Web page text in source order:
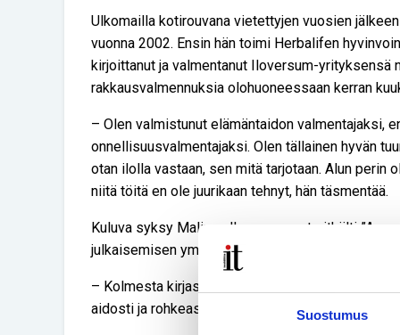
Suostumus
Ulkomailla kotirouvana vietettyjen vuosien
vuonna 2002. Ensin hän toimi Herbalifen
kirjoittanut ja valmentanut Iloversum-yrityksensä
rakkausvalmennuksia olohuoneessaan kerran
– Olen valmistunut elämäntaidon valmentajaksi,
onnellisuusvalmentajaksi. Olen tällainen hyvän
otan ilolla vastaan, sen mitä tarjotaan. Alun perin
niitä töitä en ole juurikaan tehnyt, hän täsmentää.
Kuluva syksy Malimaalla on mennyt pitkälti
julkaisemisen ympärillä.
– Kolmesta kirjastani tämä on ehdottomasti
aidosti ja rohkeasti kertomaan, mitä ajattelen.